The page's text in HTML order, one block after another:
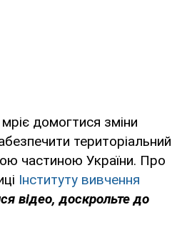
домогтися зміни
територіальний
частиною України. Про
Інституту вивчення
відео, доскрольте до